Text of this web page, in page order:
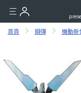
首頁 鋼彈 機動新